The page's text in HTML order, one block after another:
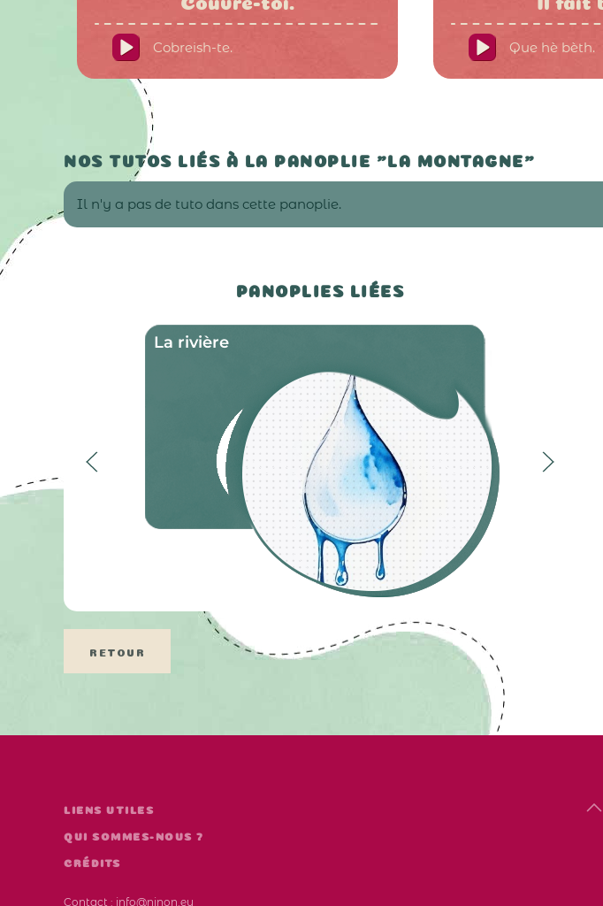
Cobreish-te. Que hè bèth.
NOS TUTOS LIÉS À LA PANOPLIE "LA MONTAGNE"
Il n'y a pas de tuto dans cette panoplie.
PANOPLIES LIÉES
La rivière
RETOUR
LIENS UTILES
QUI SOMMES-NOUS ?
CRÉDITS
Contact : info@ninon.eu